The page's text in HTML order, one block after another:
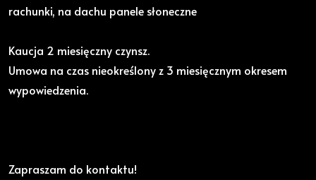
rachunki, na dachu panele słoneczne
Kaucja 2 miesięczny czynsz.
Umowa na czas nieokreślony z 3 miesięcznym okresem
wypowiedzenia.
Zapraszam do kontaktu!